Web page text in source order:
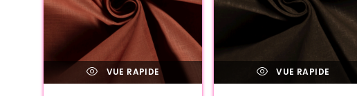
VUE RAPIDE VUE RAPIDE